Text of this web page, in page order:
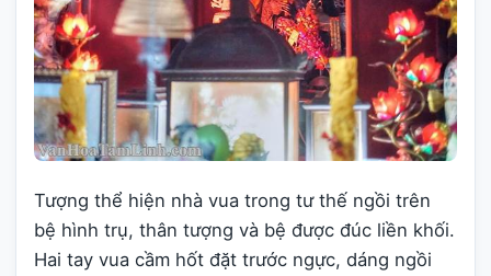
Tượng thể hiện nhà vua trong tư thế ngồi trên
bệ hình trụ, thân tượng và bệ được đúc liền khối.
Hai tay vua cầm hốt đặt trước ngực, dáng ngồi